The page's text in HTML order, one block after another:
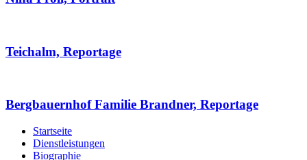
Teichalm, Reportage
Bergbauernhof Familie Brandner, Reportage
Startseite
Dienstleistungen
Biographie